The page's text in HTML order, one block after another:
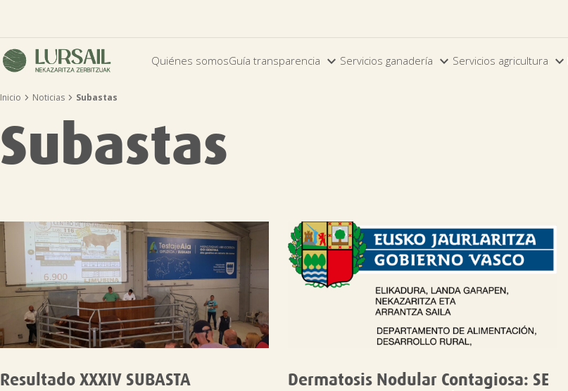
Quiénes somosGuía transparencia  Servicios ganadería  Servicios agricultura 
Inicio  Noticias  Subastas
Subastas
Resultado XXXIV SUBASTA
Dermatosis Nodular Contagiosa: SE